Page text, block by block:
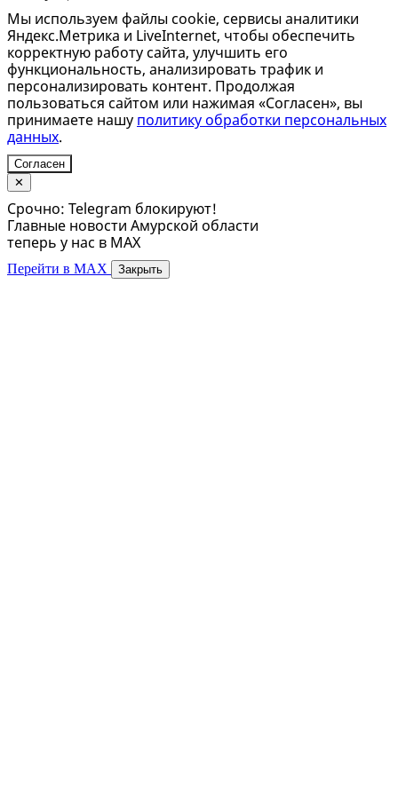
Мы используем файлы cookie, сервисы аналитики
Яндекс.Метрика и LiveInternet, чтобы обеспечить
корректную работу сайта, улучшить его
функциональность, анализировать трафик и
персонализировать контент. Продолжая
пользоваться сайтом или нажимая «Согласен», вы
принимаете нашу политику обработки персональных
данных.
Согласен
✕
Срочно: Telegram блокируют!
Главные новости Амурской области
теперь у нас в MAX
Перейти в MAX Закрыть